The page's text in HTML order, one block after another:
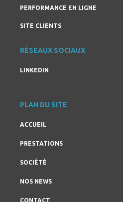
PERFORMANCE EN LIGNE
SITE CLIENTS
RÉSEAUX SOCIAUX
LINKEDIN
PLAN DU SITE
ACCUEIL
PRESTATIONS
SOCIÉTÉ
NOS NEWS
CONTACT